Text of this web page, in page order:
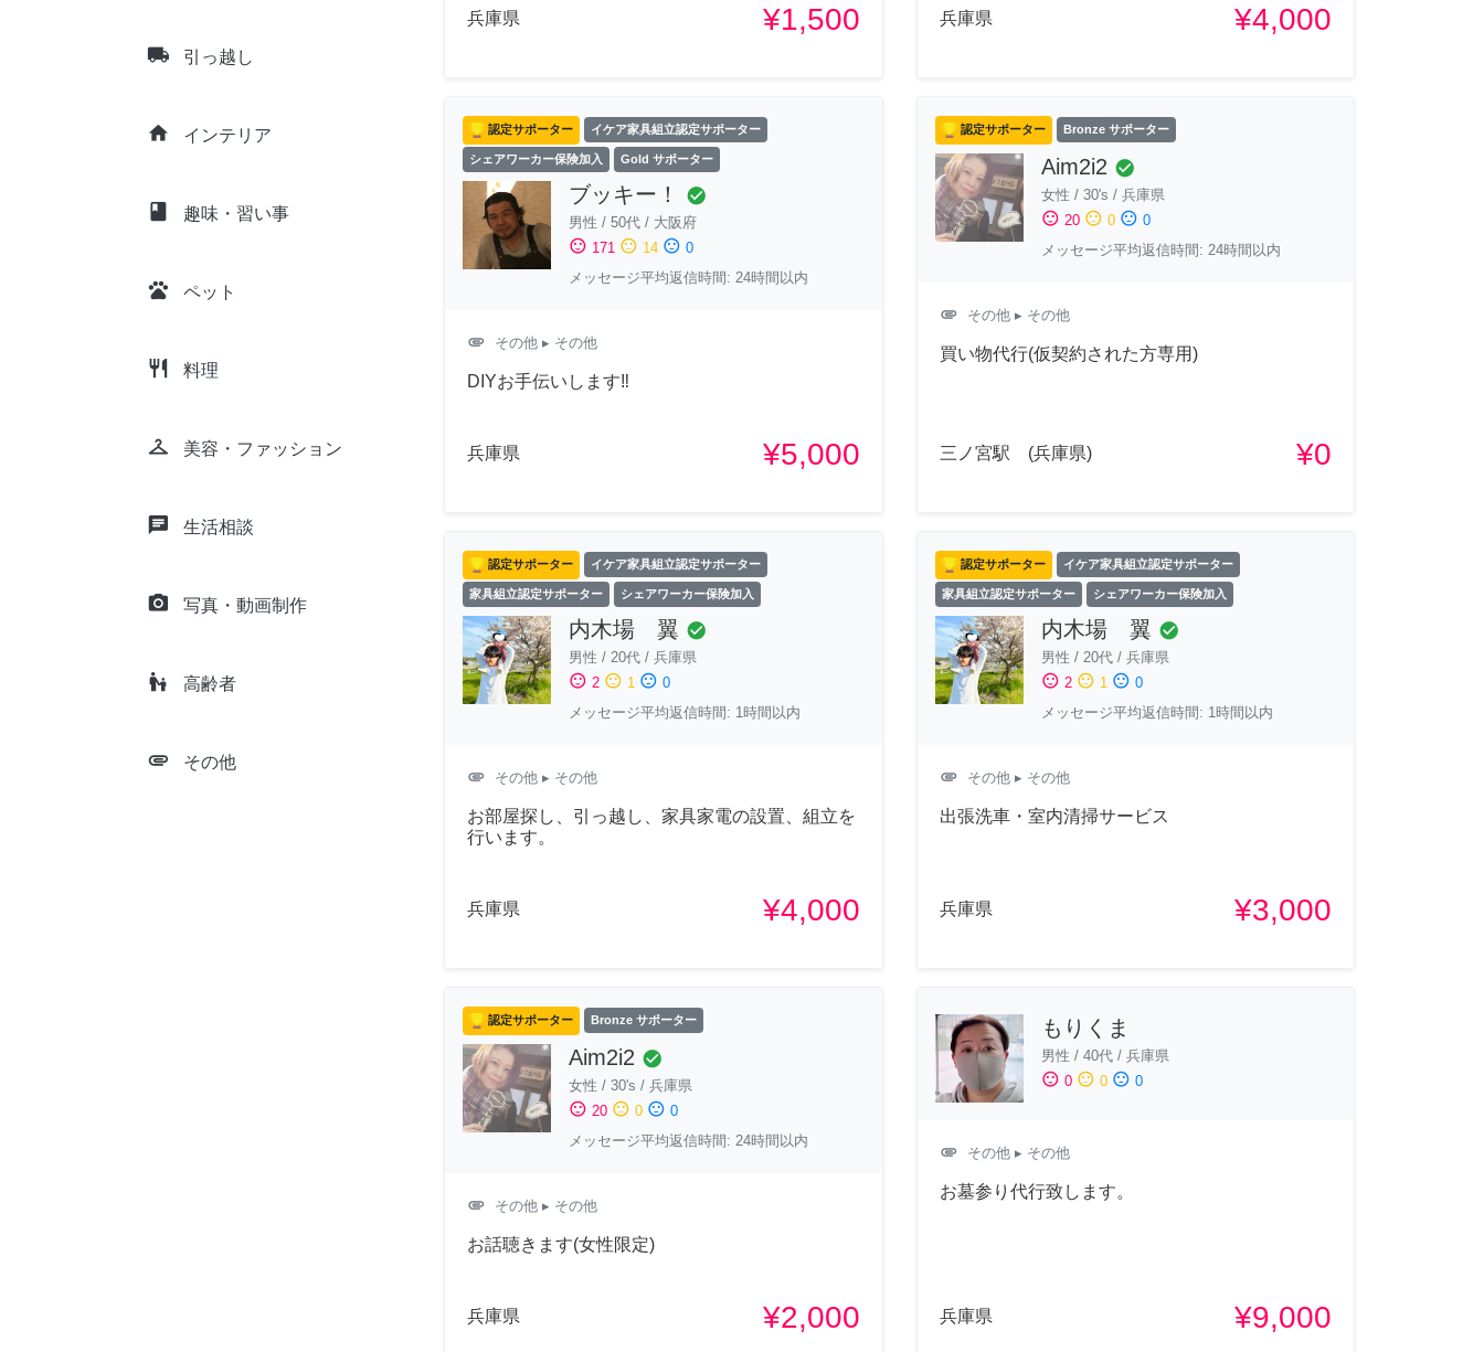
local_shipping 引っ越し
home インテリア
class 趣味・習い事
pets ペット
restaurant 料理
checkroom 美容・ファッション
chat 生活相談
camera_alt 写真・動画制作
escalator_warning 高齢者
attachment その他
兵庫県 ¥1,500 兵庫県 ¥4,000
認定サポーター イケア家具組立認定サポーター
シェアワーカー保険加入 Gold サポーター
ブッキー！ check_circle
男性 / 50代 / 大阪府
sentiment_satisfied 171 sentiment_neutral 14 sentiment_dissatisfied 0
メッセージ平均返信時間: 24時間以内
attachment その他 ▸ その他
DIYお手伝いします‼︎
兵庫県 ¥5,000
認定サポーター Bronze サポーター
Aim2i2 check_circle
女性 / 30's / 兵庫県
sentiment_satisfied 20 sentiment_neutral 0 sentiment_dissatisfied 0
メッセージ平均返信時間: 24時間以内
attachment その他▸ その他
買い物代行(仮契約された方専用)
三ノ宮駅 (兵庫県) ¥0
認定サポーター イケア家具組立認定サポーター
家具組立認定サポーター シェアワーカー保険加入
内木場 翼 check_circle
男性 / 20代 / 兵庫県
sentiment_satisfied 2 sentiment_neutral 1 sentiment_dissatisfied 0
メッセージ平均返信時間: 1時間以内
attachment その他 ▸ その他
お部屋探し、引っ越し、家具家電の設置、組立を
行います。
兵庫県 ¥4,000
認定サポーター イケア家具組立認定サポーター
家具組立認定サポーター シェアワーカー保険加入
内木場 翼 check_circle
男性 / 20代/ 兵庫県
sentiment_satisfied 2 sentiment_neutral 1 sentiment_dissatisfied 0
メッセージ平均返信時間: 1時間以内
attachment その他▸ その他
出張洗車・室内清掃サービス
兵庫県 ¥3,000
認定サポーター Bronze サポーター
Aim2i2 check_circle
女性 / 30's / 兵庫県
sentiment_satisfied 20 sentiment_neutral 0 sentiment_dissatisfied 0
メッセージ平均返信時間: 24時間以内
attachment その他 ▸ その他
お話聴きます(女性限定)
兵庫県 ¥2,000
もりくま
男性 / 40代/ 兵庫県
sentiment_satisfied 0 sentiment_neutral 0 sentiment_dissatisfied 0
attachment その他▸ その他
お墓参り代行致します。
兵庫県 ¥9,000